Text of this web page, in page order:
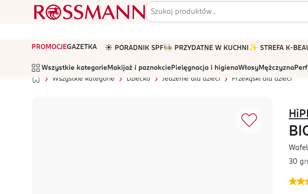
PROMOCJEGAZETKA ☀️ PORADNIK SPF🧑🏻‍🍳 PRZYDATNE W KUCHNI ✨ STREFA K-
Wszystkie kategorie Makijaż i paznokcie Pielęgnacja i higienaWłosyMężczyzna
Wszystkie kategorie
Dziecko Jedzenie dla dzieci Przekąski dla dzieci
30 g